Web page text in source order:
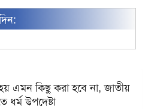
হয় এমন কিছু করা হবে না, জাতীয়
ধর্ম উপদেষ্টা